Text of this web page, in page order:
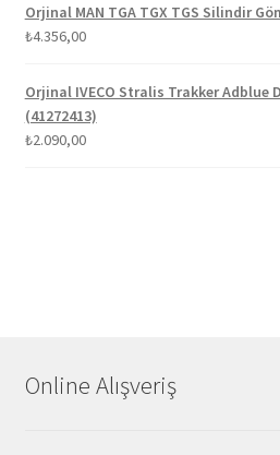
Orjinal MAN TGA TGX TGS Silindir
₺4.356,00
Orjinal IVECO Stralis Trakker Adblue
(41272413)
₺2.090,00
Online Alışveriş